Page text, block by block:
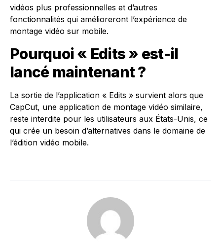
vidéos plus professionnelles et d’autres
fonctionnalités qui amélioreront l’expérience de
montage vidéo sur mobile.
Pourquoi « Edits » est-il
lancé maintenant ?
La sortie de l’application « Edits » survient alors que
CapCut, une application de montage vidéo similaire,
reste interdite pour les utilisateurs aux États-Unis, ce
qui crée un besoin d’alternatives dans le domaine de
l’édition vidéo mobile.